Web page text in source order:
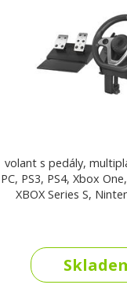
volant s pedály,
PC, PS3, PS4, Xbox
XBOX Series S,